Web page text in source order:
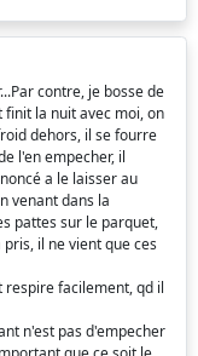
contre, je bosse de
la nuit avec moi, on
dehors, il se fourre
l'en empecher, il
a le laisser au
venant dans la
pattes sur le parquet,
il ne vient que ces
respire facilement, qd il
n'est pas d'empecher